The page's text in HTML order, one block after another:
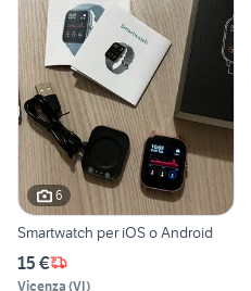
6
Smartwatch per iOS o Android
15 €
Vicenza (VI)